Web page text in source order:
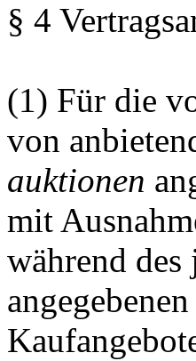
§ 4
(1) Für die
von
auktionen
mit
während des